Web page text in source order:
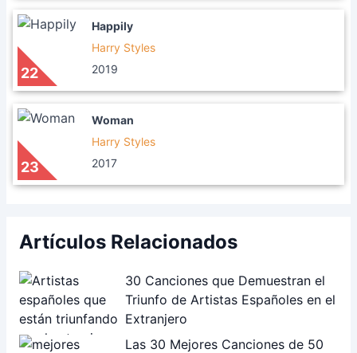
22
Happily
Harry Styles
2019
23
Woman
Harry Styles
2017
Artículos Relacionados
30 Canciones que Demuestran el
Triunfo de Artistas Españoles en el
Extranjero
Las 30 Mejores Canciones de 50